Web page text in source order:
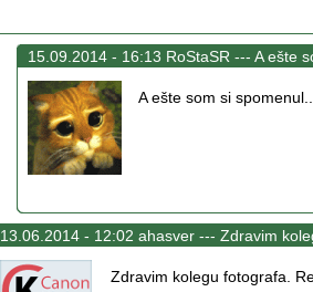
15.09.2014 - 16:13 RoStaSR --- A ešte
A ešte som si
13.06.2014 - 12:02 ahasver --- Zdravim
Zdravim kolegu fotografa.